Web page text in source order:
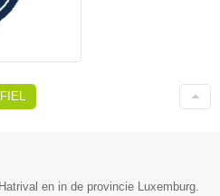
en in de provincie Luxemburg.